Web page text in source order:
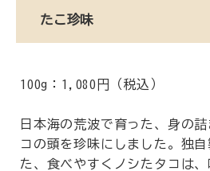
たこ珍味
100g：1,080円（税込）
日本海の荒波で育った、身の
コの頭を珍味にしました。独
た、食べやすくノシたタコは